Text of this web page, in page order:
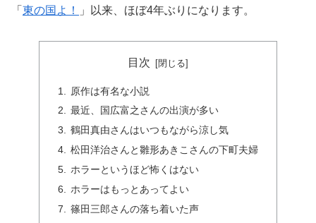
「 東の国よ！ 」以来、ほぼ4年ぶりになります。
目次
原作は有名な小説
最近、国広富之さんの出演が多い
鶴田真由さんはいつもながら涼し気
松田洋治さんと雛形あきこさんの下町夫婦
ホラーというほど怖くはない
ホラーはもっとあってよい
篠田三郎さんの落ち着いた声